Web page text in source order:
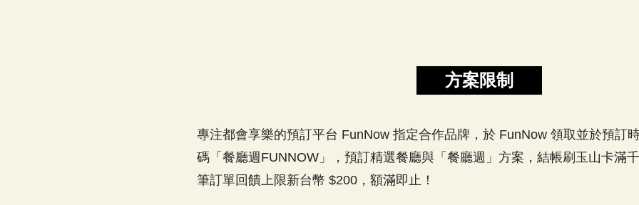
方案限制
專注都會享樂的預訂平台 FunNow 指定合作品牌，於 FunNow 領取並於預訂
碼「餐廳週FUNNOW」，預訂精選餐廳與「餐廳週」方案，結帳刷玉山卡滿
筆訂單回饋上限新台幣 $200，額滿即止！